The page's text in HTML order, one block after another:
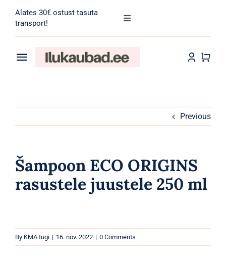
content
Alates 30€ ostust tasuta
transport!
Toggle
for:
Toggle
Meik
Parfüümid
Previous
Šampoon ECO ORIGINS
rasustele juustele 250 ml
By KMA tugi | 16. nov. 2022 | 0 Comments